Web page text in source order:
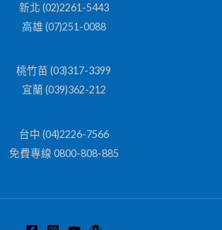
新北 (02)2261-5443
高雄 (07)251-0088
桃竹苗 (03)317-3399
宜蘭 (039)362-212
台中 (04)2226-7566
免費專線 0800-808-885